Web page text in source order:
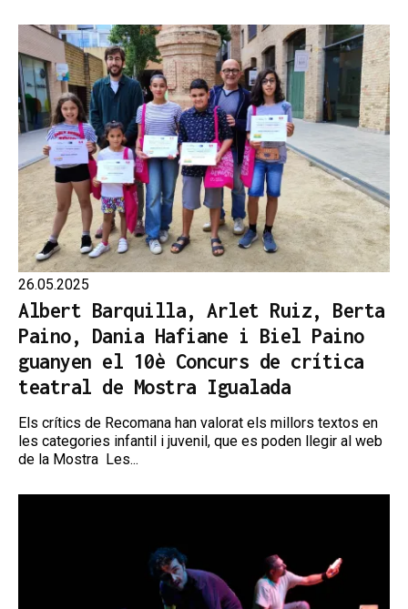
26.05.2025
Albert Barquilla, Arlet Ruiz, Berta
Paino, Dania Hafiane i Biel Paino
guanyen el 10è Concurs de crítica
teatral de Mostra Igualada
Els crítics de Recomana han valorat els millors textos en
les categories infantil i juvenil, que es poden llegir al web
de la Mostra Les...